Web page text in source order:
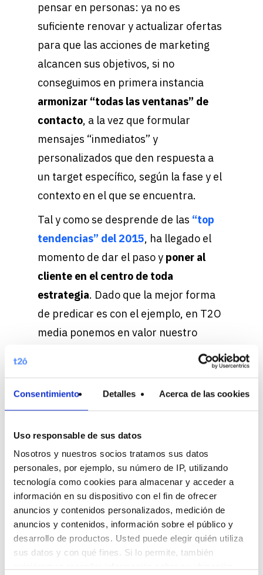
Consentimiento Detalles Acerca de las cookies
Uso responsable de sus datos
Nosotros y nuestros socios tratamos sus datos
personales, por ejemplo, su número de IP, utilizando
tecnología como cookies para almacenar y acceder a
información en su dispositivo con el fin de ofrecer
anuncios y contenidos personalizados, medición de
anuncios y contenidos, información sobre el público y
desarrollo de productos. Usted puede elegir quién utiliza
sus datos y con qué fines. Si lo permite, también
pensar en personas: ya no es
suficiente renovar y actualizar ofertas
para que las acciones de marketing
alcancen sus objetivos, si no
conseguimos en primera instancia
armonizar “todas las ventanas” de
contacto, a la vez que formular
mensajes “inmediatos” y
personalizados que den respuesta a
un target específico, según la fase y el
contexto en el que se encuentra.
Tal y como se desprende de las “top
tendencias” del 2015, ha llegado el
momento de dar el paso y poner al
cliente en el centro de toda
estrategia. Dado que la mejor forma
de predicar es con el ejemplo, en T2O
media ponemos en valor nuestro
elaborando soluciones transversales
ad hoc, y articulando equipos de
especialistas multidisciplinares
nos ponemos en la piel de los clientes
que confían en nosotros buscando la
receta más adecuada para cada caso,
llevando a cabo de forma coordinada
campañas paid media y proyectos de
owned & earned media.